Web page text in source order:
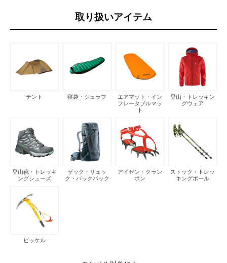
取り扱いアイテム
テント 寝袋・シュラフ
エアマット・イン
フレータブルマッ
ト
登山・トレッキン
グウェア
登山靴・トレッキ
ングシューズ
ザック・リュッ
ク・バックパック
アイゼン・クラン
ポン
ストック・トレッ
キングポール
ピッケル